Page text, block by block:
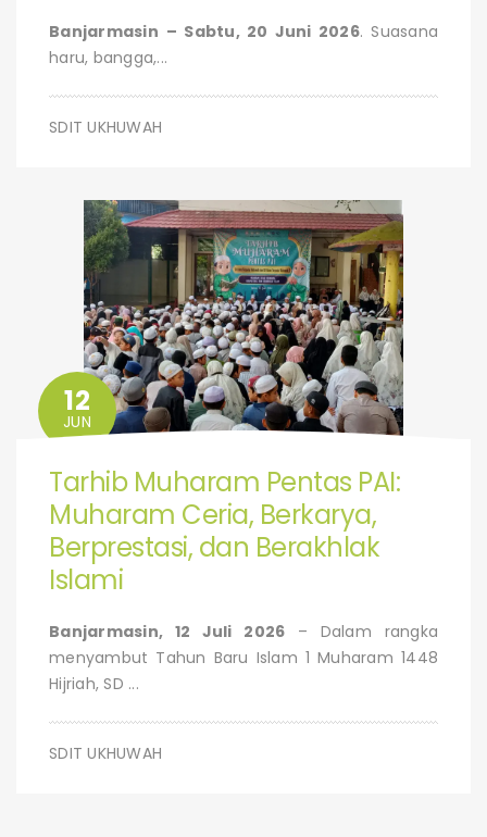
Banjarmasin – Sabtu, 20 Juni 2026. Suasana
haru, bangga,...
SDIT UKHUWAH
12
JUN
Tarhib Muharam Pentas PAI:
Muharam Ceria, Berkarya,
Berprestasi, dan Berakhlak
Islami
Banjarmasin, 12 Juli 2026 – Dalam rangka
menyambut Tahun Baru Islam 1 Muharam 1448
Hijriah, SD ...
SDIT UKHUWAH